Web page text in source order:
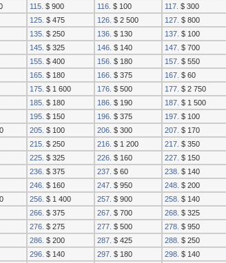
115. $ 900 116. $ 100 117. $ 300
125. $ 475 126. $ 2 500 127. $ 800
135. $ 250 136. $ 130 137. $ 100
145. $ 325 146. $ 140 147. $ 700
155. $ 400 156. $ 180 157. $ 550
165. $ 180 166. $ 375 167. $ 60
175. $ 1 600 176. $ 500 177. $ 2 750
185. $ 180 186. $ 190 187. $ 1 500
195. $ 150 196. $ 375 197. $ 100
205. $ 100 206. $ 300 207. $ 170
215. $ 250 216. $ 1 200 217. $ 350
225. $ 325 226. $ 160 227. $ 150
236. $ 375 237. $ 60 238. $ 140
246. $ 160 247. $ 950 248. $ 200
256. $ 1 400 257. $ 900 258. $ 140
266. $ 375 267. $ 700 268. $ 325
276. $ 275 277. $ 500 278. $ 950
286. $ 200 287. $ 425 288. $ 250
296. $ 140 297. $ 180 298. $ 140